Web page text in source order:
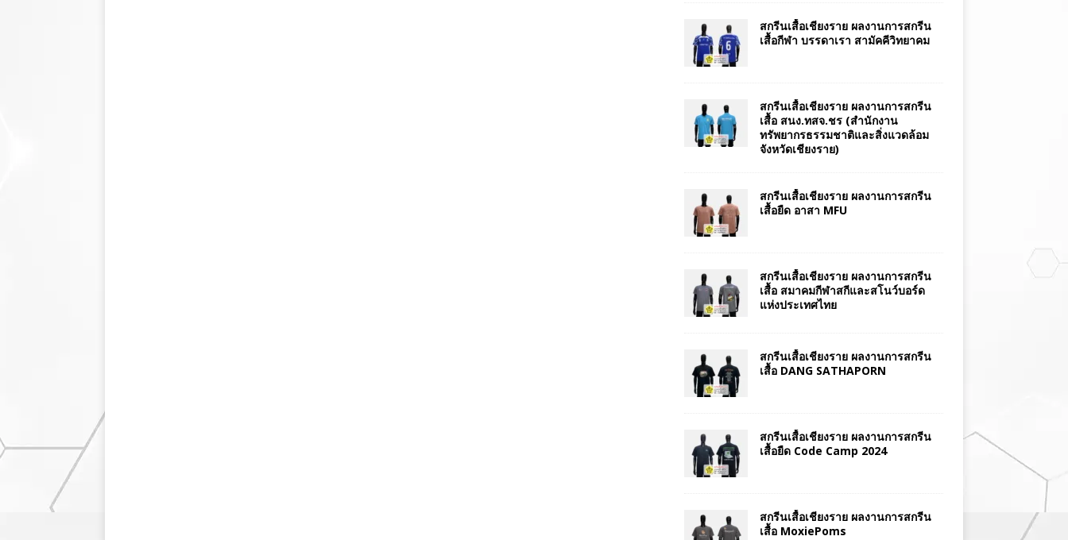
สกรีนเสื้อเชียงราย ผลงานการสกรีน
เสื้อกีฬา บรรดาเรา สามัคคีวิทยาคม
สกรีนเสื้อเชียงราย ผลงานการสกรีน
เสื้อ สนง.ทสจ.ชร (สำนักงาน
ทรัพยากรธรรมชาติและสิ่งแวดล้อม
จังหวัดเชียงราย)
สกรีนเสื้อเชียงราย ผลงานการสกรีน
เสื้อยืด อาสา MFU
สกรีนเสื้อเชียงราย ผลงานการสกรีน
เสื้อ สมาคมกีฬาสกีและสโนว์บอร์ด
แห่งประเทศไทย
สกรีนเสื้อเชียงราย ผลงานการสกรีน
เสื้อ DANG SATHAPORN
สกรีนเสื้อเชียงราย ผลงานการสกรีน
เสื้อยืด Code Camp 2024
สกรีนเสื้อเชียงราย ผลงานการสกรีน
เสื้อ MoxiePoms